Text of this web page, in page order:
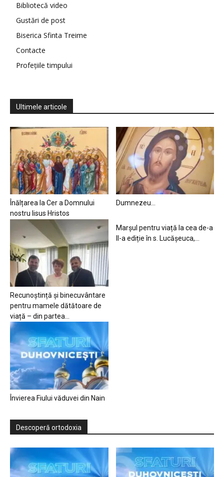
Bibliotecă video
Gustări de post
Biserica Sfinta Treime
Contacte
Profețiile timpului
Ultimele articole
Înălțarea la Cer a Domnului
nostru Iisus Hristos
Dumnezeu…
Recunoștință și binecuvântare
pentru mamele dătătoare de
viață – din partea...
Marșul pentru viață la cea de-a
II-a ediție în s. Lucășeuca,...
Învierea Fiului văduvei din Nain
Descoperă ortodoxia